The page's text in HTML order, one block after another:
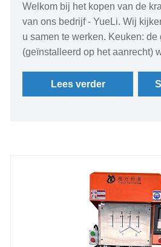
Welkom bij het kopen van de
van ons bedrijf - YueLi. Wij
u samen te werken. Keuken: de
(geïnstalleerd op het aanrecht)
waterafvoer van de vaatwasser
Lees verder